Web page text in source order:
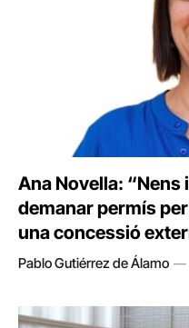
Ana Novella: “Nens
demanar permís
una concessió
Pablo Gutiérrez de Álamo